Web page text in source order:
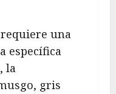
requiere una
específica
la
gris